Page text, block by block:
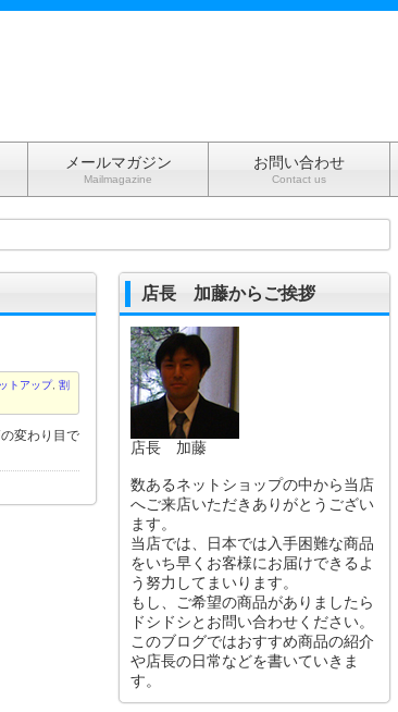
メールマガジン
Mailmagazine
お問い合わせ
Contact us
トアップ, 割
変わり目で
店長 加藤からご挨拶
店長 加藤
数あるネットショップの中から当店
へご来店いただきありがとうござい
ます。
当店では、日本では入手困難な商品
をいち早くお客様にお届けできるよ
う努力してまいります。
もし、ご希望の商品がありましたら
ドシドシとお問い合わせください。
このブログではおすすめ商品の紹介
や店長の日常などを書いていきま
す。